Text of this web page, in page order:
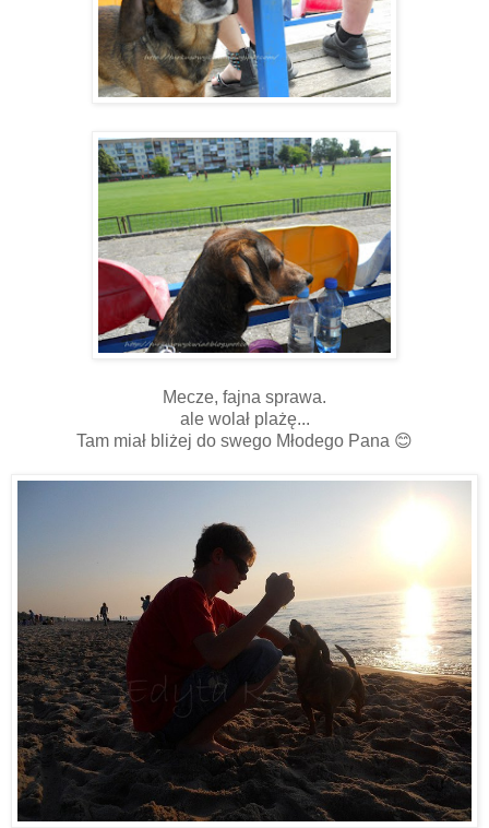
Mecze, fajna sprawa.
ale wolał plażę...
Tam miał bliżej do swego Młodego Pana 😊